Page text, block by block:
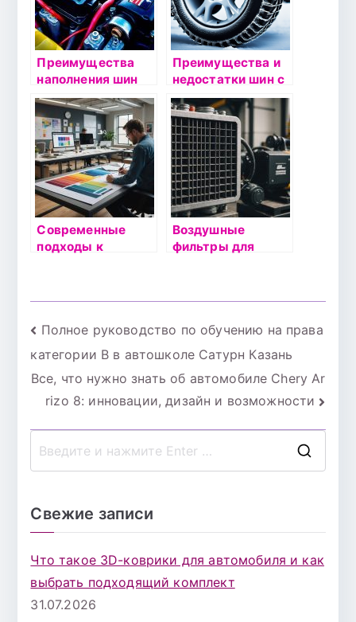
Преимущества
наполнения шин
азотом
Преимущества и
недостатки шин с
самовыравниваю
щимися шипами
Современные
подходы к
Воздушные
фильтры для
Навигация
по
записям
Полное руководство по обучению на права
категории B в автошколе Сатурн Казань
Все, что нужно знать об автомобиле Chery Ar
rizo 8: инновации, дизайн и возможности
Свежие записи
Что такое 3D-коврики для автомобиля и как
выбрать подходящий комплект
31.07.2026